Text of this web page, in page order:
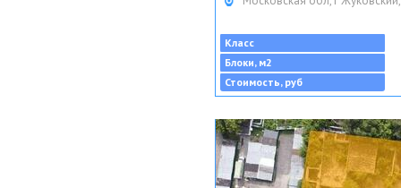
Класс
Блоки, м2
Стоимость, руб